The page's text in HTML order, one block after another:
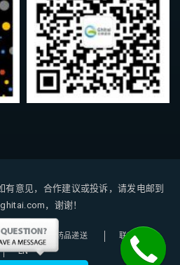
有意见，合作建议或投诉，请发电邮到
，谢谢！
指南 药品递送
联系我们
EN